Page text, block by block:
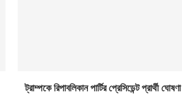
ট্রাম্পকে রিপাবলিকান পার্টির প্রেসিডেন্ট প্রার্থী ঘোষণা